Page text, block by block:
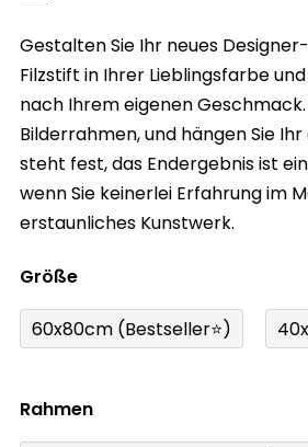
von
5
Sternen.
Gestalten Sie Ihr neues
Filzstift in Ihrer Lieblingsfarbe
nach Ihrem eigenen
Bilderrahmen, und hängen Sie
steht fest, das Endergebnis ist
wenn Sie keinerlei Erfahrung im
erstaunliches Kunstwerk.
Größe
60x80cm (Bestseller⭐)
Rahmen